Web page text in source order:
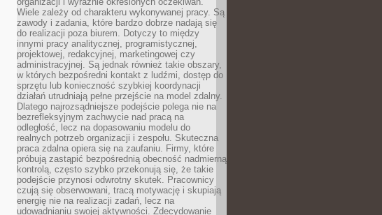
Wiele zależy od charakteru wykonywanej pracy. Są
zawody i zadania, które bardzo dobrze nadają się
do realizacji poza biurem. Dotyczy to między
innymi pracy analitycznej, programistycznej,
projektowej, redakcyjnej, marketingowej czy
administracyjnej. Są jednak również takie obszary,
w których bezpośredni kontakt z ludźmi, dostęp do
sprzętu lub konieczność szybkiej koordynacji
działań utrudniają pełne przejście na model zdalny.
Dlatego najrozsądniejsze podejście polega nie na
bezrefleksyjnym zachwycie nad pracą na
odległość, lecz na dopasowaniu modelu do
realnych potrzeb organizacji i zespołu. Skuteczna
praca zdalna opiera się na zaufaniu. Firmy, które
próbują zastąpić bezpośrednią obecność nadmierną
kontrolą, często szybko przekonują się, że takie
podejście przynosi odwrotny skutek. Pracownicy
czują się obserwowani, tracą motywację i skupiają
energię nie na realizacji zadań, lecz na
udowadnianiu swojej aktywności. Zdecydowanie